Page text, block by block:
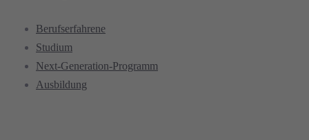
Berufserfahrene
Studium
Next-Generation-Programm
Ausbildung